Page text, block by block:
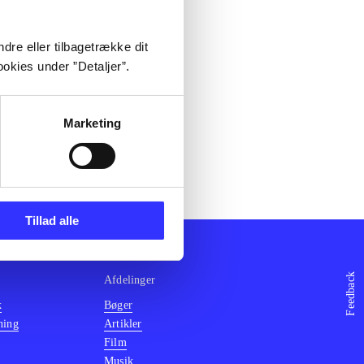
eller tilbagetrække dit
under ”Detaljer”.
Marketing
Tillad alle
Feedback
Afdelinger
Bøger
Artikler
Film
Musik